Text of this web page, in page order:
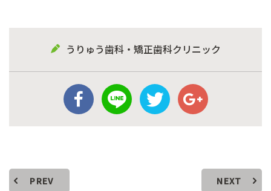
うりゅう歯科・矯正歯科クリニック
PREV NEXT